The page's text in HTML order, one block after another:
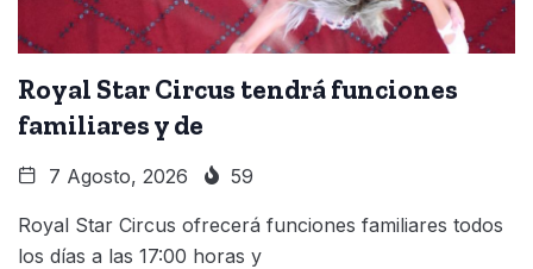
Royal Star Circus tendrá funciones
familiares y de
7 Agosto, 2026 59
Royal Star Circus ofrecerá funciones familiares todos
los días a las 17:00 horas y